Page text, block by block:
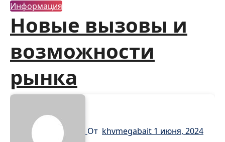
Информация
Новые вызовы и
возможности
рынка
От khvmegabait 1 июня, 2024